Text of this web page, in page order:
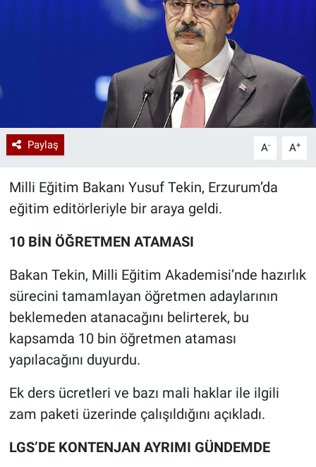
Paylaş A- A+
Milli Eğitim Bakanı Yusuf Tekin, Erzurum’da
eğitim editörleriyle bir araya geldi.
10 BİN ÖĞRETMEN ATAMASI
Bakan Tekin, Milli Eğitim Akademisi’nde hazırlık
sürecini tamamlayan öğretmen adaylarının
beklemeden atanacağını belirterek, bu
kapsamda 10 bin öğretmen ataması
yapılacağını duyurdu.
Ek ders ücretleri ve bazı mali haklar ile ilgili
zam paketi üzerinde çalışıldığını açıkladı.
LGS’DE KONTENJAN AYRIMI GÜNDEMDE